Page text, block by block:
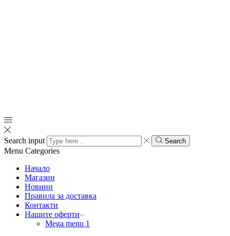
Search input Search
Menu Categories
Начало
Магазин
Новини
Правила за доставка
Контакти
Нашите оферти
Mega menu 1